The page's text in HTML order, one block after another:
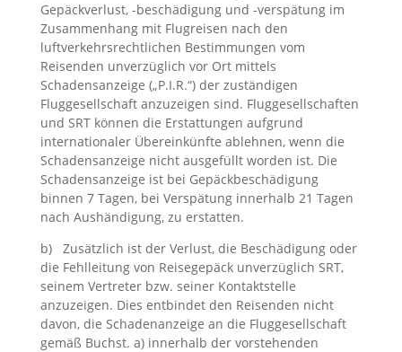
Gepäckverlust, -beschädigung und -verspätung im
Zusammenhang mit Flugreisen nach den
luftverkehrsrechtlichen Bestimmungen vom
Reisenden unverzüglich vor Ort mittels
Schadensanzeige („P.I.R.“) der zuständigen
Fluggesellschaft anzuzeigen sind. Fluggesellschaften
und SRT können die Erstattungen aufgrund
internationaler Übereinkünfte ablehnen, wenn die
Schadensanzeige nicht ausgefüllt worden ist. Die
Schadensanzeige ist bei Gepäckbeschädigung
binnen 7 Tagen, bei Verspätung innerhalb 21 Tagen
nach Aushändigung, zu erstatten.
b) Zusätzlich ist der Verlust, die Beschädigung oder
die Fehlleitung von Reisegepäck unverzüglich SRT,
seinem Vertreter bzw. seiner Kontaktstelle
anzuzeigen. Dies entbindet den Reisenden nicht
davon, die Schadenanzeige an die Fluggesellschaft
gemäß Buchst. a) innerhalb der vorstehenden